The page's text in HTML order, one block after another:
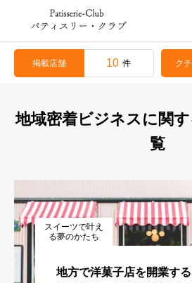
掲載店舗 10 件 ク
地域密着ビジネスに関
覧
スイーツで叶え
る夢のかたち
地方で洋菓子店を開業する